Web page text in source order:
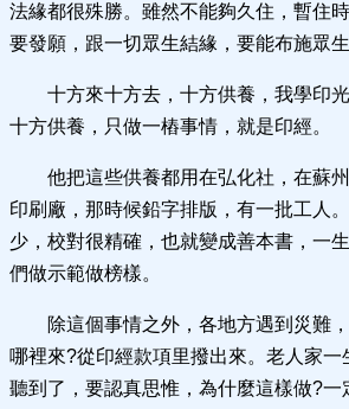
法緣都很殊勝。雖然不能夠久住，暫住
要發願，跟一切眾生結緣，要能布施眾
十方來十方去，十方供養，我學印
十方供養，只做一樁事情，就是印經。
他把這些供養都用在弘化社，在蘇
印刷廠，那時候鉛字排版，有一批工人
少，校對很精確，也就變成善本書，一
們做示範做榜樣。
除這個事情之外，各地方遇到災難
哪裡來?從印經款項里撥出來。老人家一
聽到了，要認真思惟，為什麼這樣做?一